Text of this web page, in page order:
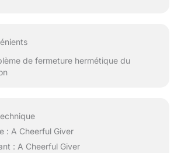
de fermeture hermétique du
: A Cheerful Giver
: A Cheerful Giver